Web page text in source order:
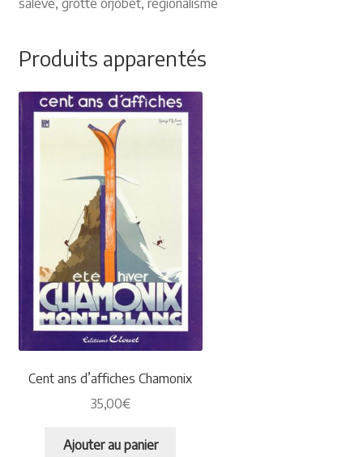
salève, grotte orjobet, régionalisme
Produits apparentés
Cent ans d’affiches Chamonix
35,00€
Ajouter au panier